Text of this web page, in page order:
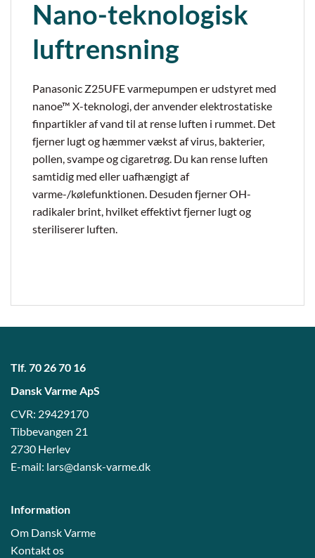
Nano-teknologisk
luftrensning
Panasonic Z25UFE varmepumpen er udstyret med
nanoe™ X-teknologi, der anvender elektrostatiske
finpartikler af vand til at rense luften i rummet. Det
fjerner lugt og hæmmer vækst af virus, bakterier,
pollen, svampe og cigaretrøg. Du kan rense luften
samtidig med eller uafhængigt af
varme-/kølefunktionen. Desuden fjerner OH-
radikaler brint, hvilket effektivt fjerner lugt og
steriliserer luften.
Tlf. 70 26 70 16
Dansk Varme ApS
CVR: 29429170
Tibbevangen 21
2730 Herlev
E-mail: lars@dansk-varme.dk
Information
Om Dansk Varme
Kontakt os